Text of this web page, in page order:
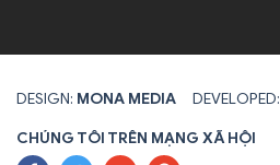
DESIGN: MONA MEDIA DEVELOPED:
CHÚNG TÔI TRÊN MẠNG XÃ HỘI